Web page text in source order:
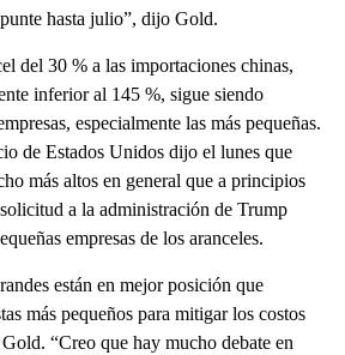
hasta julio”, dijo Gold.
del 30 % a las importaciones chinas,
inferior al 145 %, sigue siendo
especialmente las más pequeñas.
de Estados Unidos dijo el lunes que
más altos en general que a principios
a la administración de Trump
empresas de los aranceles.
están en mejor posición que
más pequeños para mitigar los costos
“Creo que hay mucho debate en